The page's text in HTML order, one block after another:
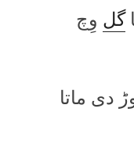
گل وِچ
دی ماتا